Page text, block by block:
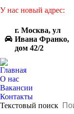
У нас новый адрес:
г. Москва, ул
Ивана Франко,
дом 42/2
Главная
О нас
Вакансии
Контакты
Текстовый поиск